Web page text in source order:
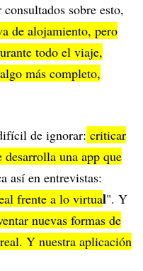
sobre esto,
de alojamiento, pero
todo el viaje,
más completo,
de ignorar: criticar
una app que
así en entrevistas:
frente a lo virtual". Y
nuevas formas de
Y nuestra aplicación